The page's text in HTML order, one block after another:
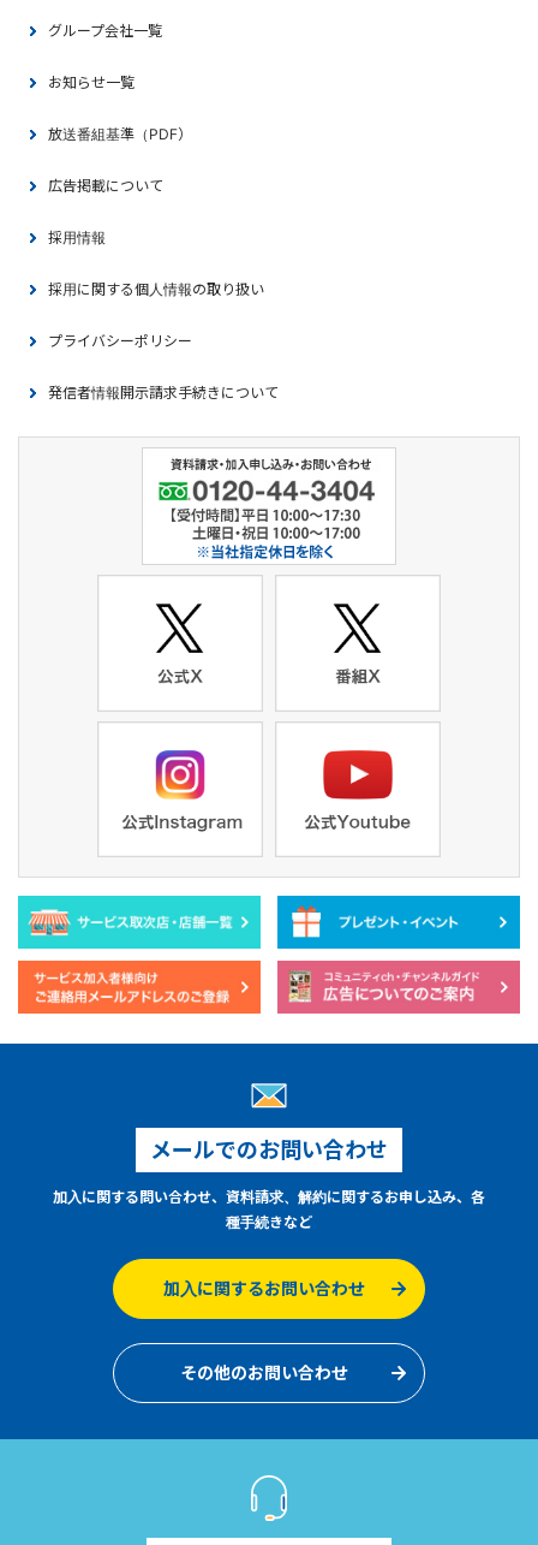
グループ会社一覧
お知らせ一覧
放送番組基準（PDF）
広告掲載について
採用情報
採用に関する個人情報の取り扱い
プライバシーポリシー
発信者情報開示請求手続きについて
メールでのお問い合わせ
加入に関する問い合わせ、資料請求、解約に関するお申し込み、各
種手続きなど
加入に関するお問い合わせ
その他のお問い合わせ